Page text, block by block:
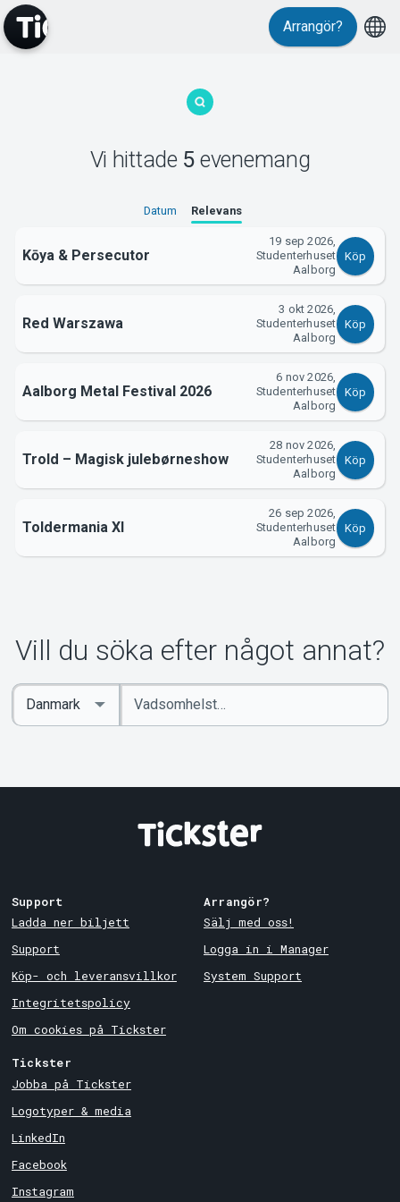
MyTickster
Arrangör?
Vi hittade 5 evenemang
Datum Relevans
Kōya & Persecutor
19 sep 2026,
Studenterhuset
Aalborg
Köp
Red Warszawa
3 okt 2026,
Studenterhuset
Aalborg
Köp
Aalborg Metal Festival 2026
6 nov 2026,
Studenterhuset
Aalborg
Köp
Trold – Magisk julebørneshow
28 nov 2026,
Studenterhuset
Aalborg
Köp
Toldermania XI
26 sep 2026,
Studenterhuset
Aalborg
Köp
Vill du söka efter något annat?
Ange
sökord
Select
Country
Support
Ladda ner biljett
Support
Köp- och leveransvillkor
Integritetspolicy
Om cookies på Tickster
Arrangör?
Sälj med oss!
Logga in i Manager
System Support
Tickster
Jobba på Tickster
Logotyper & media
LinkedIn
Facebook
Instagram